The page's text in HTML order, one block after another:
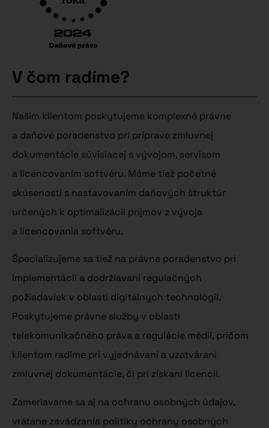
V čom radíme?
Našim klientom poskytujeme komplexné právne
a daňové poradenstvo pri príprave zmluvnej
dokumentácie súvisiacej s vývojom, servisom
a licencovaním softvéru. Máme tiež početné
skúsenosti s nastavovaním daňových štruktúr
určených k optimalizácii príjmov z vývoja
a licencovania softvéru.
Špecializujeme sa tiež na právne poradenstvo pri
implementácii a dodržiavaní regulačných
požiadaviek v oblasti digitálnych technológií.
Poskytujeme právne služby v oblasti
telekomunikačného práva a regulácie médií, pričom
klientom radíme pri vyjednávaní a uzatváraní
zmluvnej dokumentácie, či pri získaní licencií.
Zameriavame sa aj na ochranu osobných údajov,
vrátane zavádzania politiky ochrany osobných